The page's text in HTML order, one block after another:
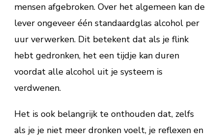
mensen afgebroken. Over het algemeen kan de
lever ongeveer één standaardglas alcohol per
uur verwerken. Dit betekent dat als je flink
hebt gedronken, het een tijdje kan duren
voordat alle alcohol uit je systeem is
verdwenen.
Het is ook belangrijk te onthouden dat, zelfs
als je je niet meer dronken voelt, je reflexen en